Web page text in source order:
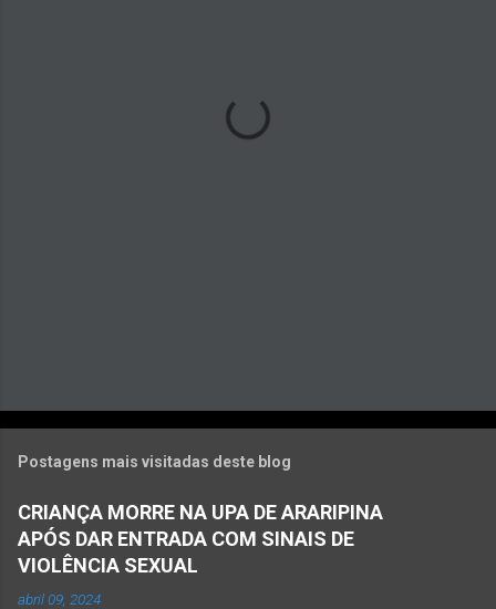
Postagens mais visitadas deste blog
CRIANÇA MORRE NA UPA DE ARARIPINA
APÓS DAR ENTRADA COM SINAIS DE
VIOLÊNCIA SEXUAL
abril 09, 2024